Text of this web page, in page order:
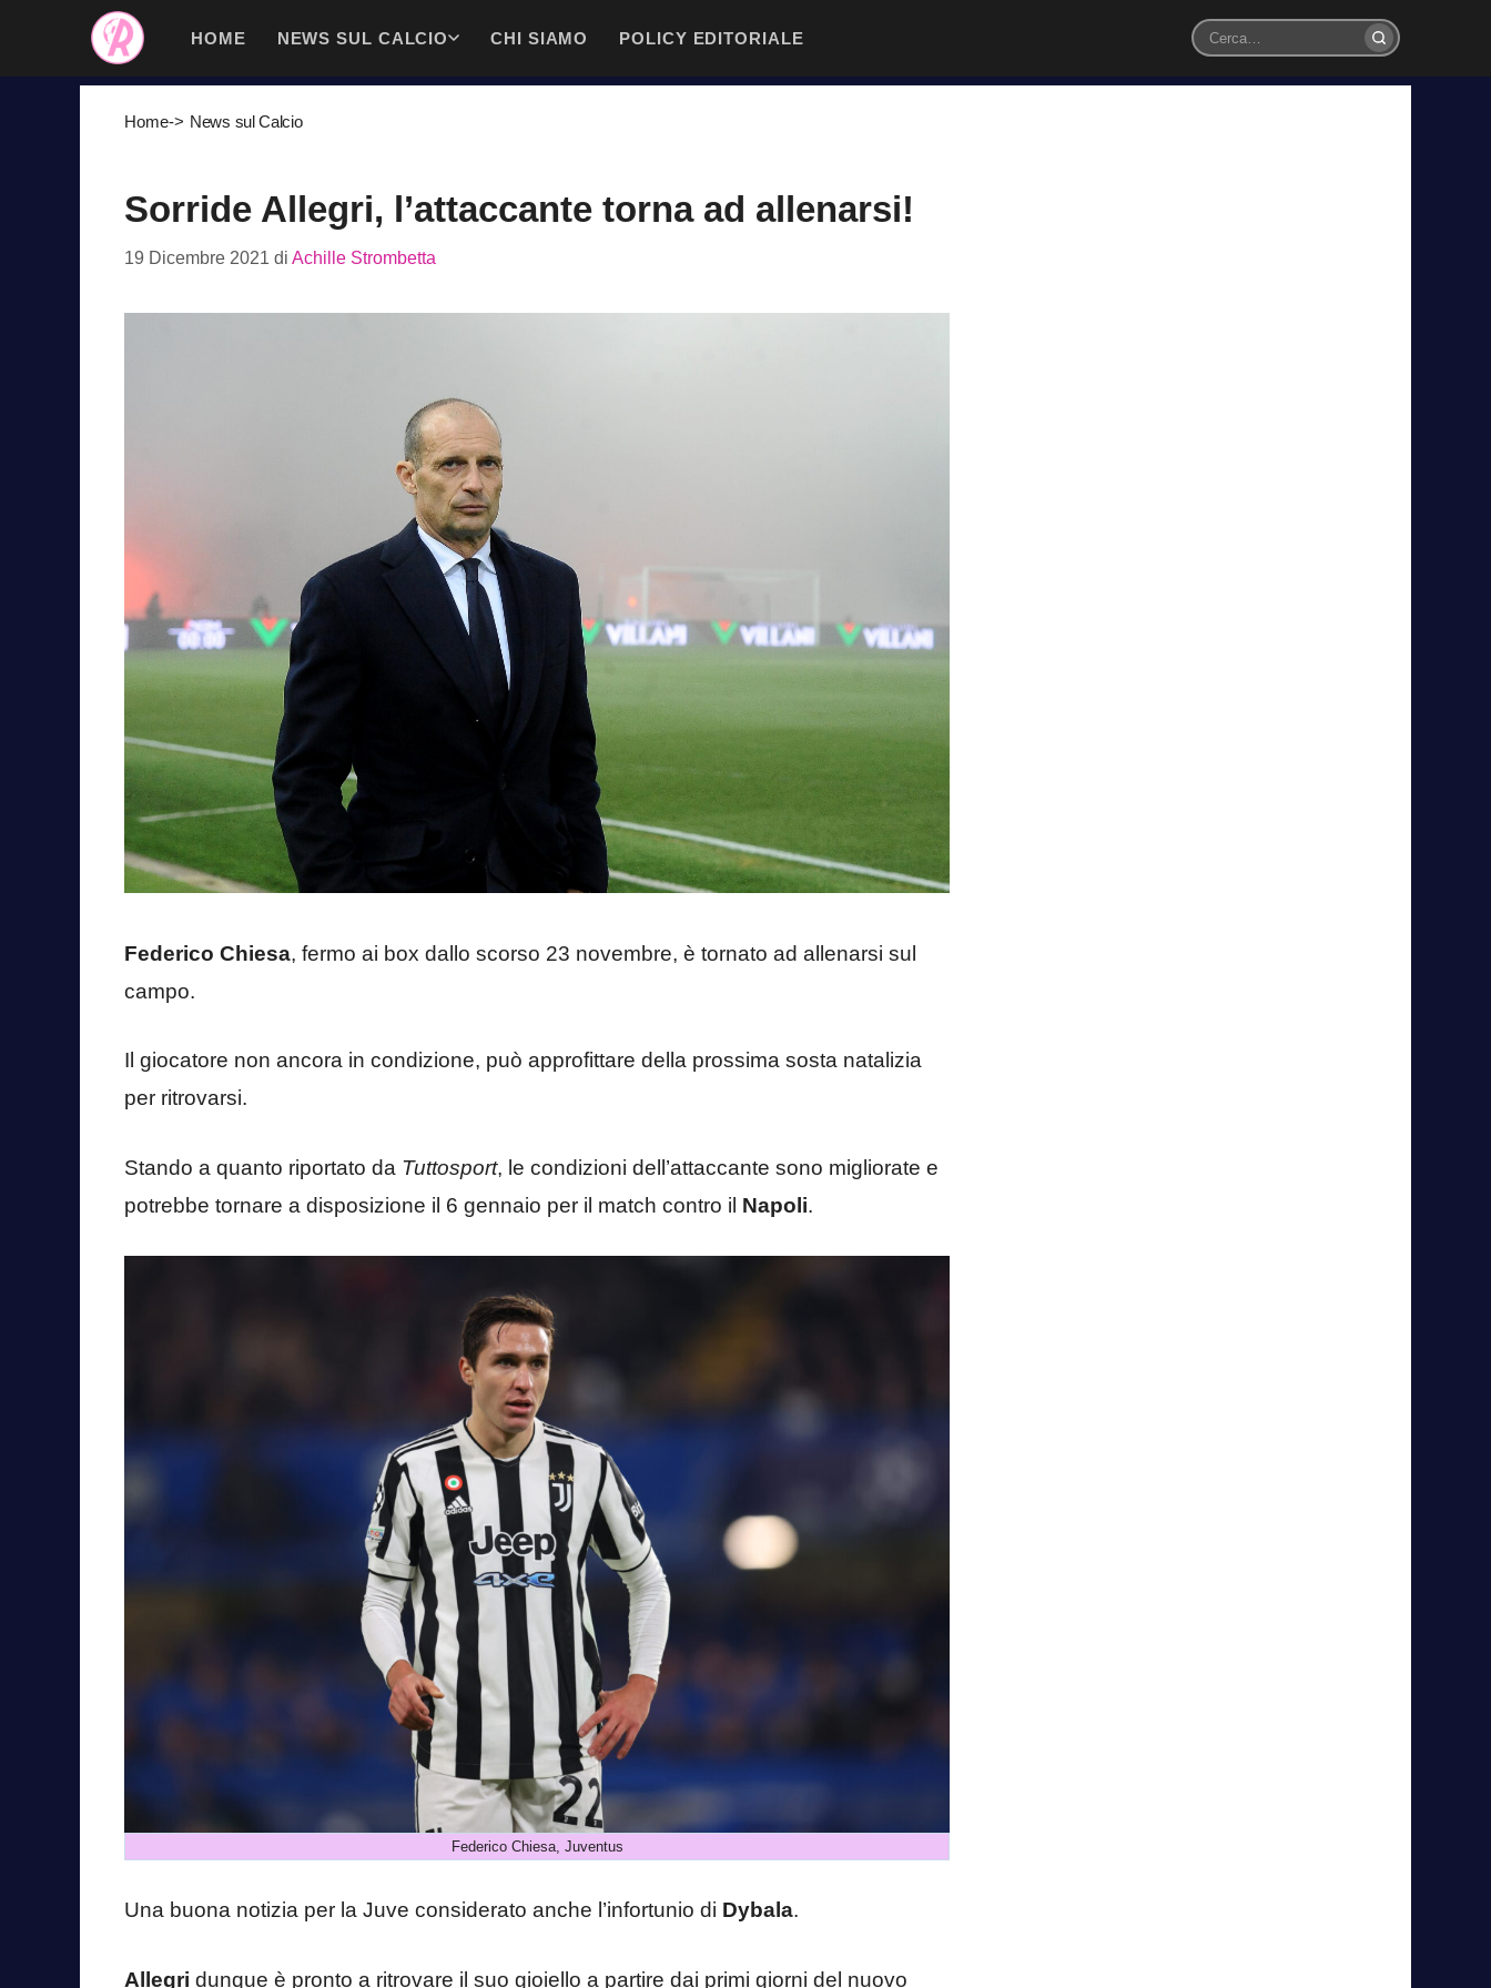
contenuto
HOME NEWS SUL CALCIO CHI SIAMO POLICY EDITORIALE
Cerca
Home-> News sul Calcio
Sorride Allegri, l’attaccante torna ad allenarsi!
19 Dicembre 2021 di Achille Strombetta
Federico Chiesa, fermo ai box dallo scorso 23 novembre, è tornato ad allenarsi sul
campo.
Il giocatore non ancora in condizione, può approfittare della prossima sosta natalizia
per ritrovarsi.
Stando a quanto riportato da Tuttosport, le condizioni dell’attaccante sono migliorate e
potrebbe tornare a disposizione il 6 gennaio per il match contro il Napoli.
Federico Chiesa, Juventus
Una buona notizia per la Juve considerato anche l’infortunio di Dybala.
Allegri dunque è pronto a ritrovare il suo gioiello a partire dai primi giorni del nuovo